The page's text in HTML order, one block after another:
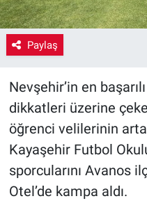
Paylaş
Nevşehir’in en
dikkatleri üzerine
öğrenci velilerinin
Kayaşehir Futbol
sporcularını Avanos
Otel’de kampa aldı.